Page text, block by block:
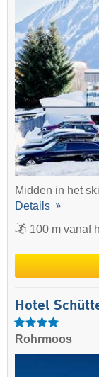
Midden in het
Details
100 m vanaf
Hotel
Rohrmoos